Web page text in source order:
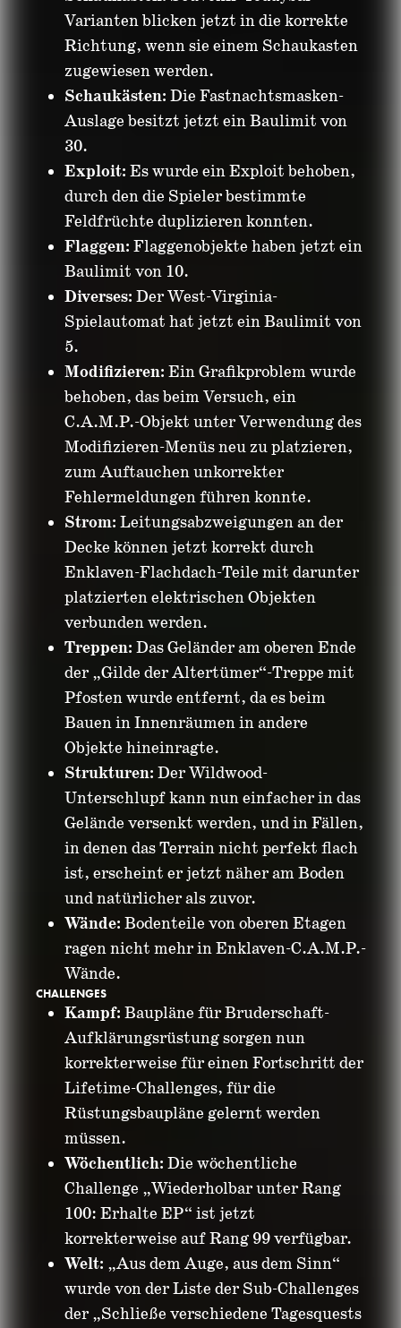
Varianten blicken jetzt in die korrekte
Richtung, wenn sie einem Schaukasten
zugewiesen werden.
Schaukästen: Die Fastnachtsmasken-
Auslage besitzt jetzt ein Baulimit von
30.
Exploit: Es wurde ein Exploit behoben,
durch den die Spieler bestimmte
Feldfrüchte duplizieren konnten.
Flaggen: Flaggenobjekte haben jetzt ein
Baulimit von 10.
Diverses: Der West-Virginia-
Spielautomat hat jetzt ein Baulimit von
5.
Modifizieren: Ein Grafikproblem wurde
behoben, das beim Versuch, ein
C.A.M.P.-Objekt unter Verwendung des
Modifizieren-Menüs neu zu platzieren,
zum Auftauchen unkorrekter
Fehlermeldungen führen konnte.
Strom: Leitungsabzweigungen an der
Decke können jetzt korrekt durch
Enklaven-Flachdach-Teile mit darunter
platzierten elektrischen Objekten
verbunden werden.
Treppen: Das Geländer am oberen Ende
der „Gilde der Altertümer“-Treppe mit
Pfosten wurde entfernt, da es beim
Bauen in Innenräumen in andere
Objekte hineinragte.
Strukturen: Der Wildwood-
Unterschlupf kann nun einfacher in das
Gelände versenkt werden, und in Fällen,
in denen das Terrain nicht perfekt flach
ist, erscheint er jetzt näher am Boden
und natürlicher als zuvor.
Wände: Bodenteile von oberen Etagen
ragen nicht mehr in Enklaven-C.A.M.P.-
Wände.
CHALLENGES
Kampf: Baupläne für Bruderschaft-
Aufklärungsrüstung sorgen nun
korrekterweise für einen Fortschritt der
Lifetime-Challenges, für die
Rüstungsbaupläne gelernt werden
müssen.
Wöchentlich: Die wöchentliche
Challenge „Wiederholbar unter Rang
100: Erhalte EP“ ist jetzt
korrekterweise auf Rang 99 verfügbar.
Welt: „Aus dem Auge, aus dem Sinn“
wurde von der Liste der Sub-Challenges
der „Schließe verschiedene Tagesquests